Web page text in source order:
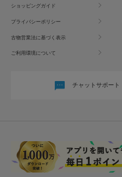
ショッピングガイド
プライバシーポリシー
古物営業法に基づく表示
ご利用環境について
チャットサポート